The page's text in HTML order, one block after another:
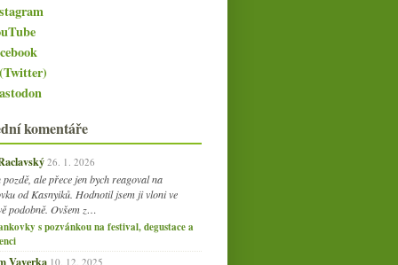
komentáře
26. 1. 2026
ale přece jen bych reagoval na
od Kasnyiků. Hodnotil jsem ji vloni ve
podobně. Ovšem z…
s pozvánkou na festival, degustace a
Vaverka 10. 12. 2025